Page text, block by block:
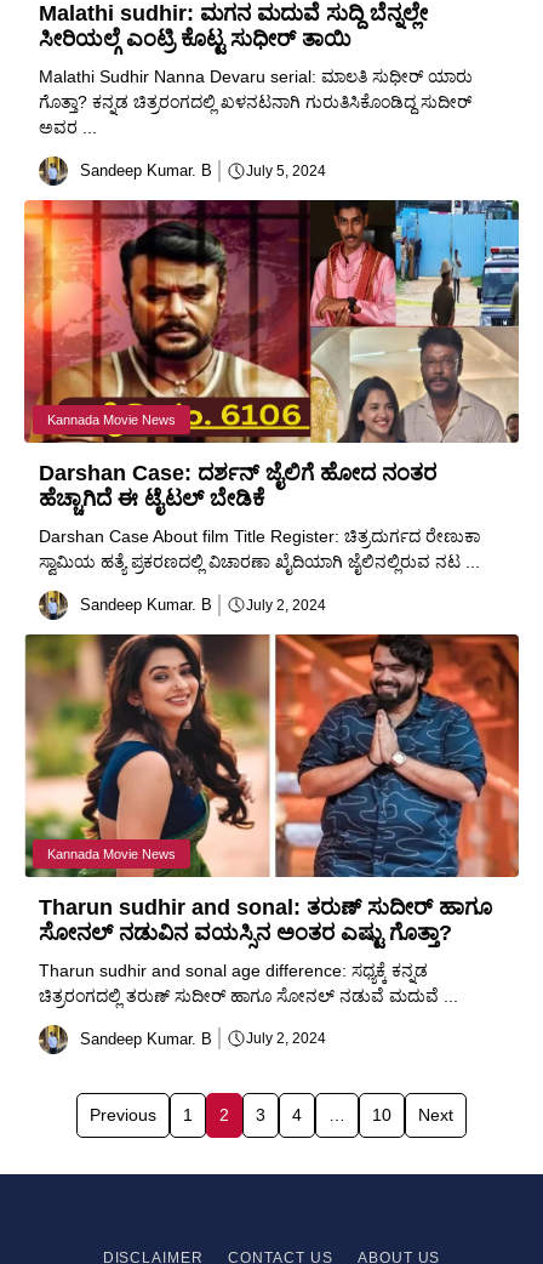
Malathi sudhir: ಮಗನ ಮದುವೆ ಸುದ್ದಿ ಬೆನ್ನಲ್ಲೇ
ಸೀರಿಯಲ್ಗೆ ಎಂಟ್ರಿ ಕೊಟ್ಟ ಸುಧೀರ್ ತಾಯಿ
Malathi Sudhir Nanna Devaru serial: ಮಾಲತಿ ಸುಧೀರ್ ಯಾರು
ಗೊತ್ತಾ? ಕನ್ನಡ ಚಿತ್ರರಂಗದಲ್ಲಿ ಖಳನಟನಾಗಿ ಗುರುತಿಸಿಕೊಂಡಿದ್ದ ಸುದೀರ್
ಅವರ ...
Sandeep Kumar. B July 5, 2024
Kannada Movie News
Darshan Case: ದರ್ಶನ್ ಜೈಲಿಗೆ ಹೋದ ನಂತರ
ಹೆಚ್ಚಾಗಿದೆ ಈ ಟೈಟಲ್ ಬೇಡಿಕೆ
Darshan Case About film Title Register: ಚಿತ್ರದುರ್ಗದ ರೇಣುಕಾ
ಸ್ವಾಮಿಯ ಹತ್ಯೆ ಪ್ರಕರಣದಲ್ಲಿ ವಿಚಾರಣಾ ಖೈದಿಯಾಗಿ ಜೈಲಿನಲ್ಲಿರುವ ನಟ ...
Sandeep Kumar. B July 2, 2024
Kannada Movie News
Tharun sudhir and sonal: ತರುಣ್ ಸುದೀರ್ ಹಾಗೂ
ಸೋನಲ್ ನಡುವಿನ ವಯಸ್ಸಿನ ಅಂತರ ಎಷ್ಟು ಗೊತ್ತಾ?
Tharun sudhir and sonal age difference: ಸಧ್ಯಕ್ಕೆ ಕನ್ನಡ
ಚಿತ್ರರಂಗದಲ್ಲಿ ತರುಣ್ ಸುದೀರ್ ಹಾಗೂ ಸೋನಲ್ ನಡುವೆ ಮದುವೆ ...
Sandeep Kumar. B July 2, 2024
Previous 1 2 3 4 10 Next
DISCLAIMER CONTACT US ABOUT US